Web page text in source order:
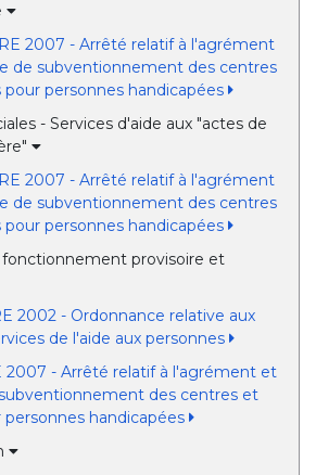
2007 - Arrêté relatif à l'agrément
de subventionnement des centres
pour personnes handicapées
- Services d'aide aux "actes de
2007 - Arrêté relatif à l'agrément
de subventionnement des centres
pour personnes handicapées
provisoire et
2002 - Ordonnance relative aux
de l'aide aux personnes
2007 - Arrêté relatif à l'agrément et
des centres et
personnes handicapées